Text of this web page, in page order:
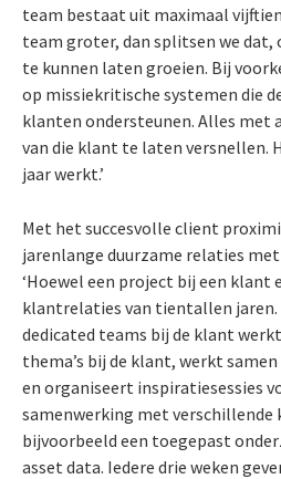
team bestaat uit maximaal
team groter, dan splitsen we dat,
te kunnen laten groeien. Bij
op missiekritische systemen die
klanten ondersteunen. Alles met
van die klant te laten versnellen.
jaar werkt.’
Met het succesvolle client
jarenlange duurzame relaties
‘Hoewel een project bij een klant
klantrelaties van tientallen jaren.
dedicated teams bij de klant
thema’s bij de klant, werkt
en organiseert inspiratiesessies
samenwerking met verschillende
bijvoorbeeld een toegepast
asset data. Iedere drie weken